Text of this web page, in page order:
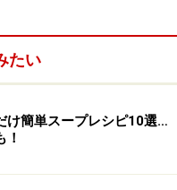
1個
1/2個
1片
たい
け簡単スープレシピ10選…